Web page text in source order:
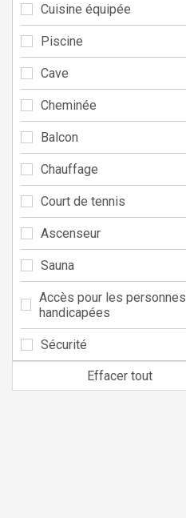
Cuisine équipée
Piscine
Cave
Cheminée
Balcon
Chauffage
Court de tennis
Ascenseur
Sauna
Accès pour les personnes
handicapées
Sécurité
Effacer tout